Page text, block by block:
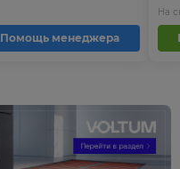
Помощь менеджера
На